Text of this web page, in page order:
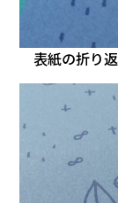
表紙の折り